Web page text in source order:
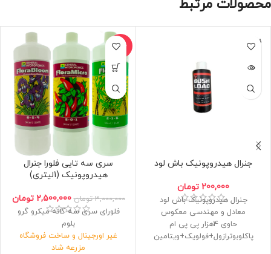
محصولات مرتبط
فروخته
شده
جنرال هیدروپونیک باش لود
200,000 تومان
جنرال هیدروپونیک باش لود
معادل و مهندسی معکوس
حاوی 4هزار پی پی ام
پاکلوبوترازول+فولویک+ویتامین
حراج
سری سه تایی فلورا جنرال
هیدروپونیک (1لیتری)
3,000,000 تومان 2,500,000 تومان
فلورای سری سه گانه میکرو گرو
بلوم
غیر اورجینال و ساخت فروشگاه
مزرعه شاد